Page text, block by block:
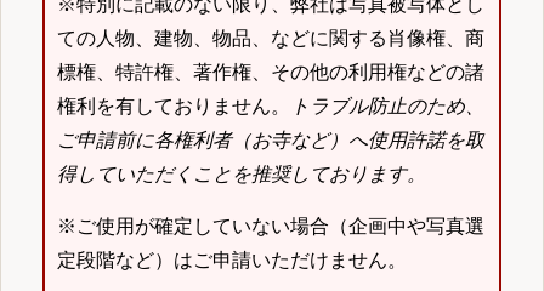
ての人物、建物、物品、などに関する肖像権、商
標権、特許権、著作権、その他の利用権などの諸
権利を有しておりません。
トラブル防止のため、
ご申請前に各権利者（お寺など）へ使用許諾を取
得していただくことを推奨しております。
※ご使用が確定していない場合（企画中や写真選
定段階など）はご申請いただけません。